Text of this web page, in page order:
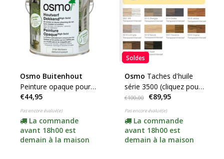
Osmo Buitenhout
Peinture opaque pour
bois 2104 BLANC
(Produit parfait pour les
fenêtres et les portes !)
€44,95
Pas encore évalué(e)
La commande
avant 18h00 est
demain à la maison
Soldes
Osmo Taches d'huile
série 3500 (cliquez pour
la couleur et le contenu)
€100,00 €89,95
Pas encore évalué(e)
La commande
avant 18h00 est
demain à la maison